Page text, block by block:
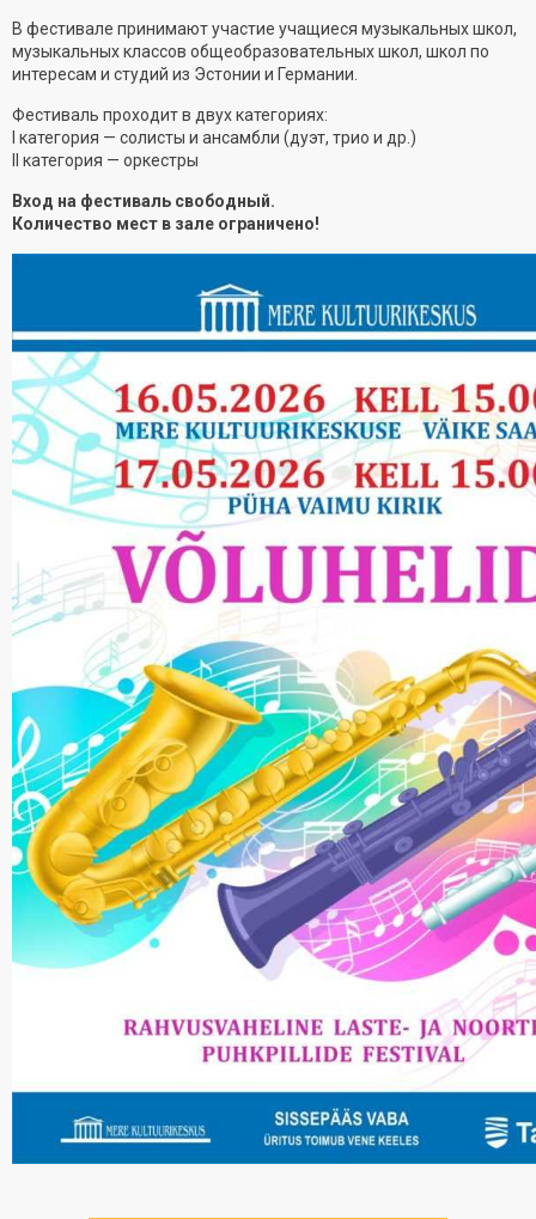
В фестивале принимают участие учащиеся музыкальных школ,
музыкальных классов общеобразовательных школ, школ по
интересам и студий из Эстонии и Германии.
Фестиваль проходит в двух категориях:
I категория — солисты и ансамбли (дуэт, трио и др.)
II категория — оркестры
Вход на фестиваль свободный.
Количество мест в зале ограничено!